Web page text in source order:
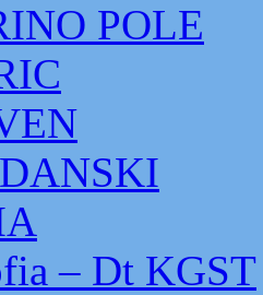
POLE
– Dt KGST